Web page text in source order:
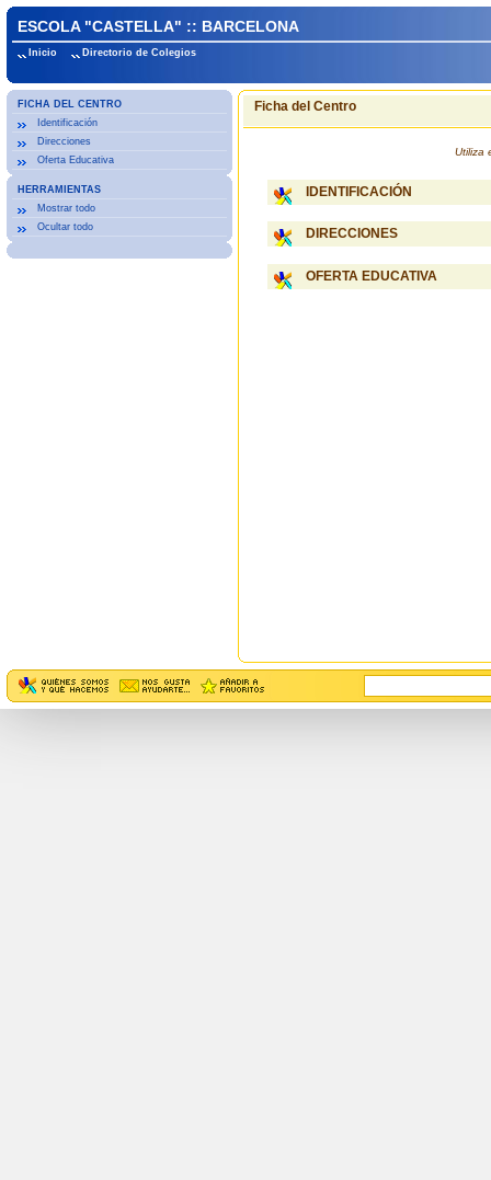
ESCOLA "CASTELLA" :: BARCELONA
Inicio Directorio de Colegios
FICHA DEL CENTRO
Identificación
Direcciones
Oferta Educativa
HERRAMIENTAS
Mostrar todo
Ocultar todo
Ficha del Centro
Utiliza
IDENTIFICACIÓN
DIRECCIONES
OFERTA EDUCATIVA